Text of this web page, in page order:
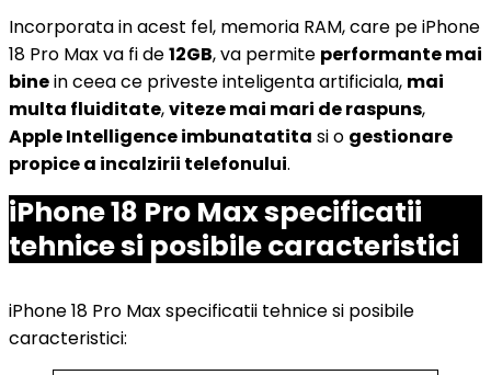
Incorporata in acest fel, memoria RAM, care pe iPhone
18 Pro Max va fi de12GB, va permite performante mai
binein ceea ce priveste inteligenta artificiala, mai
multa fluiditate,viteze mai mari de raspuns,
Apple Intelligence imbunatatita si o gestionare
propice a incalzirii telefonului.
iPhone 18 Pro Max specificatii
tehnice si posibile caracteristici
iPhone 18 Pro Max specificatii tehnice si posibile
caracteristici: